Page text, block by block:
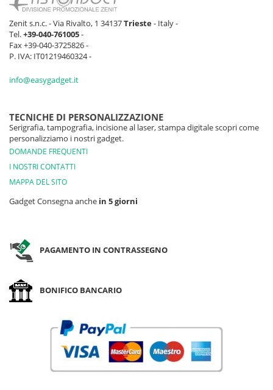
Zenit s.n.c. - Via Rivalto, 1 34137Trieste- Italy -
Tel.+39-040-761005-
Fax +39-040-3725826 -
P. IVA: IT01219460324 -
info@easygadget.it
TECNICHE DI PERSONALIZZAZIONE
Serigrafia, tampografia, incisione al laser, stampa digitale scopri come
personalizziamo i nostri gadget.
DOMANDE FREQUENTI
I NOSTRI CONTATTI
MAPPA DEL SITO
Gadget Consegna anche in 5 giorni
PAGAMENTO IN CONTRASSEGNO
BONIFICO BANCARIO